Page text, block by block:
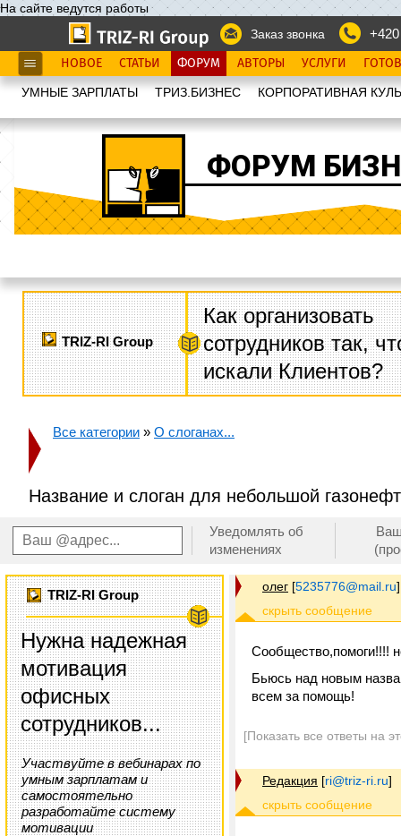
На сайте ведутся работы
Заказ звонка
НОВОЕ СТАТЬИ ФОРУМ АВТОРЫ УСЛУГИ
УМНЫЕ ЗАРПЛАТЫ ТРИЗ.БИЗНЕС КОРПОРАТИВНАЯ
ФОРУМ
TRIZ-RI Group
Как организовать
сотрудников так,
искали Клиентов?
Все категории » О слоганах...
Название и слоган для небольшой
Уведомлять об
изменениях
TRIZ-RI Group
Нужна надежная
мотивация
офисных
сотрудников...
Участвуйте в вебинарах по
умным зарплатам и
самостоятельно
разработайте систему
мотивации
олег [5235776@mail.ru]
Сообщество,помоги!!!!
Бьюсь над новым
всем за помощь!
[Показать все ответы на
Редакция [ri@triz-ri.ru]